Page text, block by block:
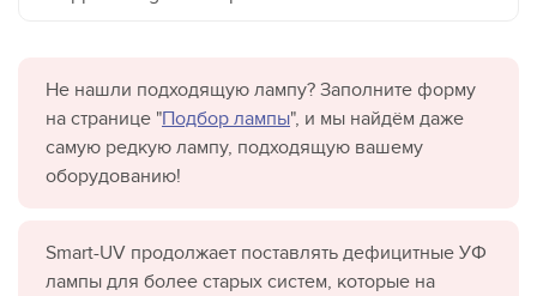
Не нашли подходящую лампу? Заполните форму
на странице "Подбор лампы", и мы найдём даже
самую редкую лампу, подходящую вашему
оборудованию!
Smart-UV продолжает поставлять дефицитные УФ
лампы для более старых систем, которые на